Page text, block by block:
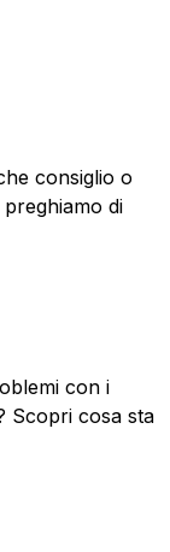
consiglio o
di
con i
Scopri cosa sta